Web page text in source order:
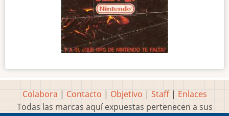
Colabora | Contacto | Objetivo | Staff| Enlaces
Todas las marcas aquí expuestas pertenecen a sus